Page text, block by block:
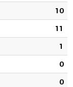
10
11
1
0
0